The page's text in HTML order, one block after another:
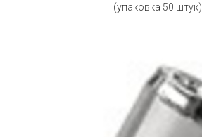
(упаковка 50 штук)